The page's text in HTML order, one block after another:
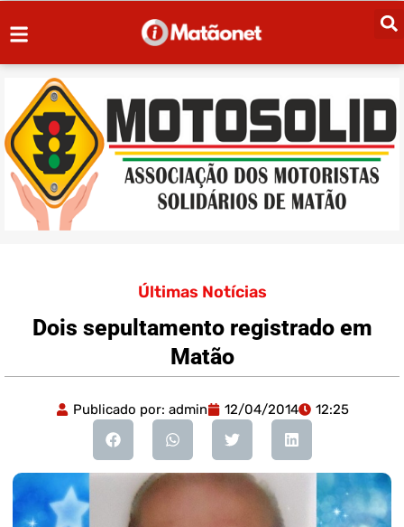
Últimas Notícias
Dois sepultamento registrado em
Matão
Publicado por: admin 12/04/2014 12:25